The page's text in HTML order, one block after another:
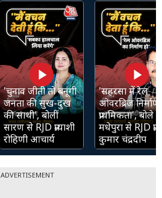
'चुनाव जीती तो बनूंगी
जनता की सुख-दुख
की साथी', बोलीं
सारण से RJD प्रत्याशी
रोहिणी आचार्य
'सहरसा में रेल
ओवरब्रिज निर्माण
प्राथमिकता', बोले
मधेपुरा से RJD
कुमार चंद्रदीप
ADVERTISEMENT